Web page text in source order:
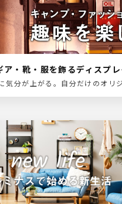
ア・靴・服を飾るディスプ
気分が上がる。自分だけのオリ